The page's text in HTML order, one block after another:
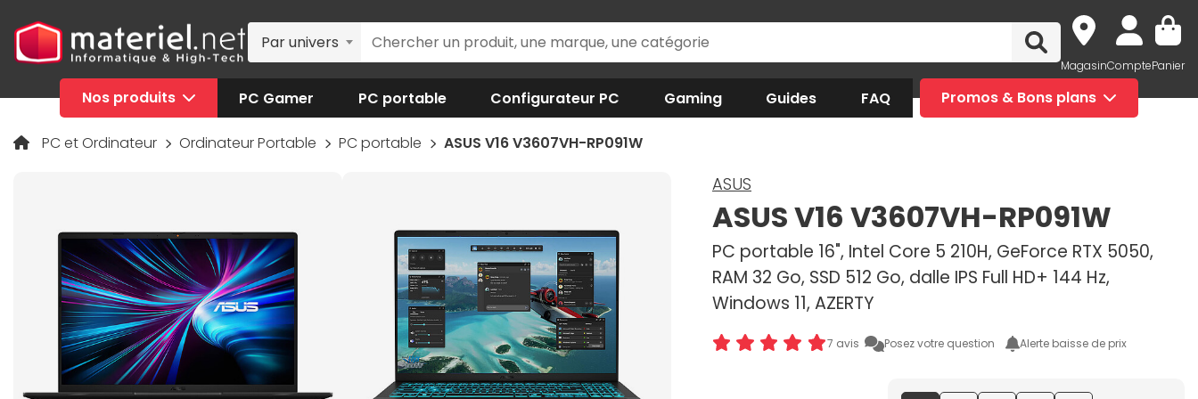
Par univers
MagasinComptePanier
Nos produits PC Gamer PC portable Configurateur PC Gaming Guides FAQ Promos & Bons plans
PC et Ordinateur Ordinateur Portable PC portable ASUS V16 V3607VH-RP091W
ASUS
ASUS V16 V3607VH-RP091W
PC portable 16", Intel Core 5 210H, GeForce RTX 5050,
RAM 32 Go, SSD 512 Go, dalle IPS Full HD+ 144 Hz,
Windows 11, AZERTY
7 avis Posez votre question Alerte baisse de prix